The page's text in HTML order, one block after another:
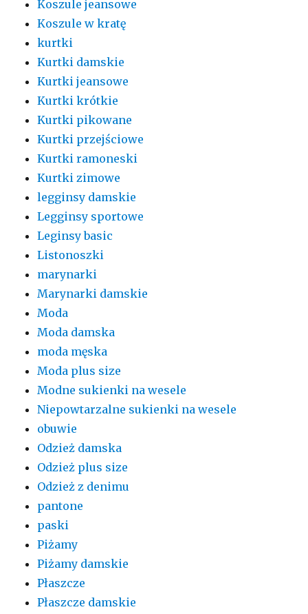
Koszule jeansowe
Koszule w kratę
kurtki
Kurtki damskie
Kurtki jeansowe
Kurtki krótkie
Kurtki pikowane
Kurtki przejściowe
Kurtki ramoneski
Kurtki zimowe
legginsy damskie
Legginsy sportowe
Leginsy basic
Listonoszki
marynarki
Marynarki damskie
Moda
Moda damska
moda męska
Moda plus size
Modne sukienki na wesele
Niepowtarzalne sukienki na wesele
obuwie
Odzież damska
Odzież plus size
Odzież z denimu
pantone
paski
Piżamy
Piżamy damskie
Płaszcze
Płaszcze damskie